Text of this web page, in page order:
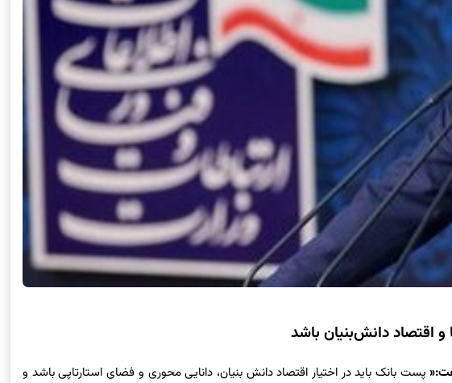
اقتصاد دانش‌بنیان باشد
پست بانک باید در اختیار اقتصاد دانش بنیان، دانایی محوری و فضای استارتاپی باشد و